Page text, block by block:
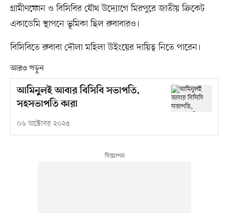
গ্রামীণফোন ও বিসিবির যৌথ উদ্যোগে মিরপুরে জাতীয় ক্রিকেট
একাডেমি স্থাপনে ভূমিকা ছিল রুবাবারও।
বিসিবিতে রুবাবা দৌলা মহিলা উইংয়ের দায়িত্ব নিতে পারেন।
আরও পড়ুন
আমিনুলই আবার বিসিবি সভাপতি,
সহসভাপতি কারা
০৬ অক্টোবর ২০২৫